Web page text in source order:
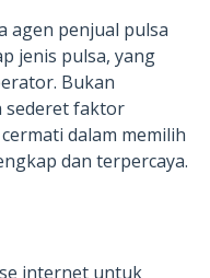
agen penjual pulsa
jenis pulsa, yang
Bukan
sederet faktor
dalam memilih
dan terpercaya.
internet untuk